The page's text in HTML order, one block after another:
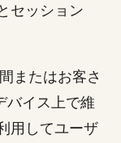
セッション
またはお客さ
バイス上で維
用してユーザ